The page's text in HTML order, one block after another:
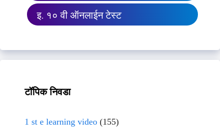
इ. १० वी ऑनलाईन टेस्ट
टॉपिक निवडा
1 st e learning video (155)